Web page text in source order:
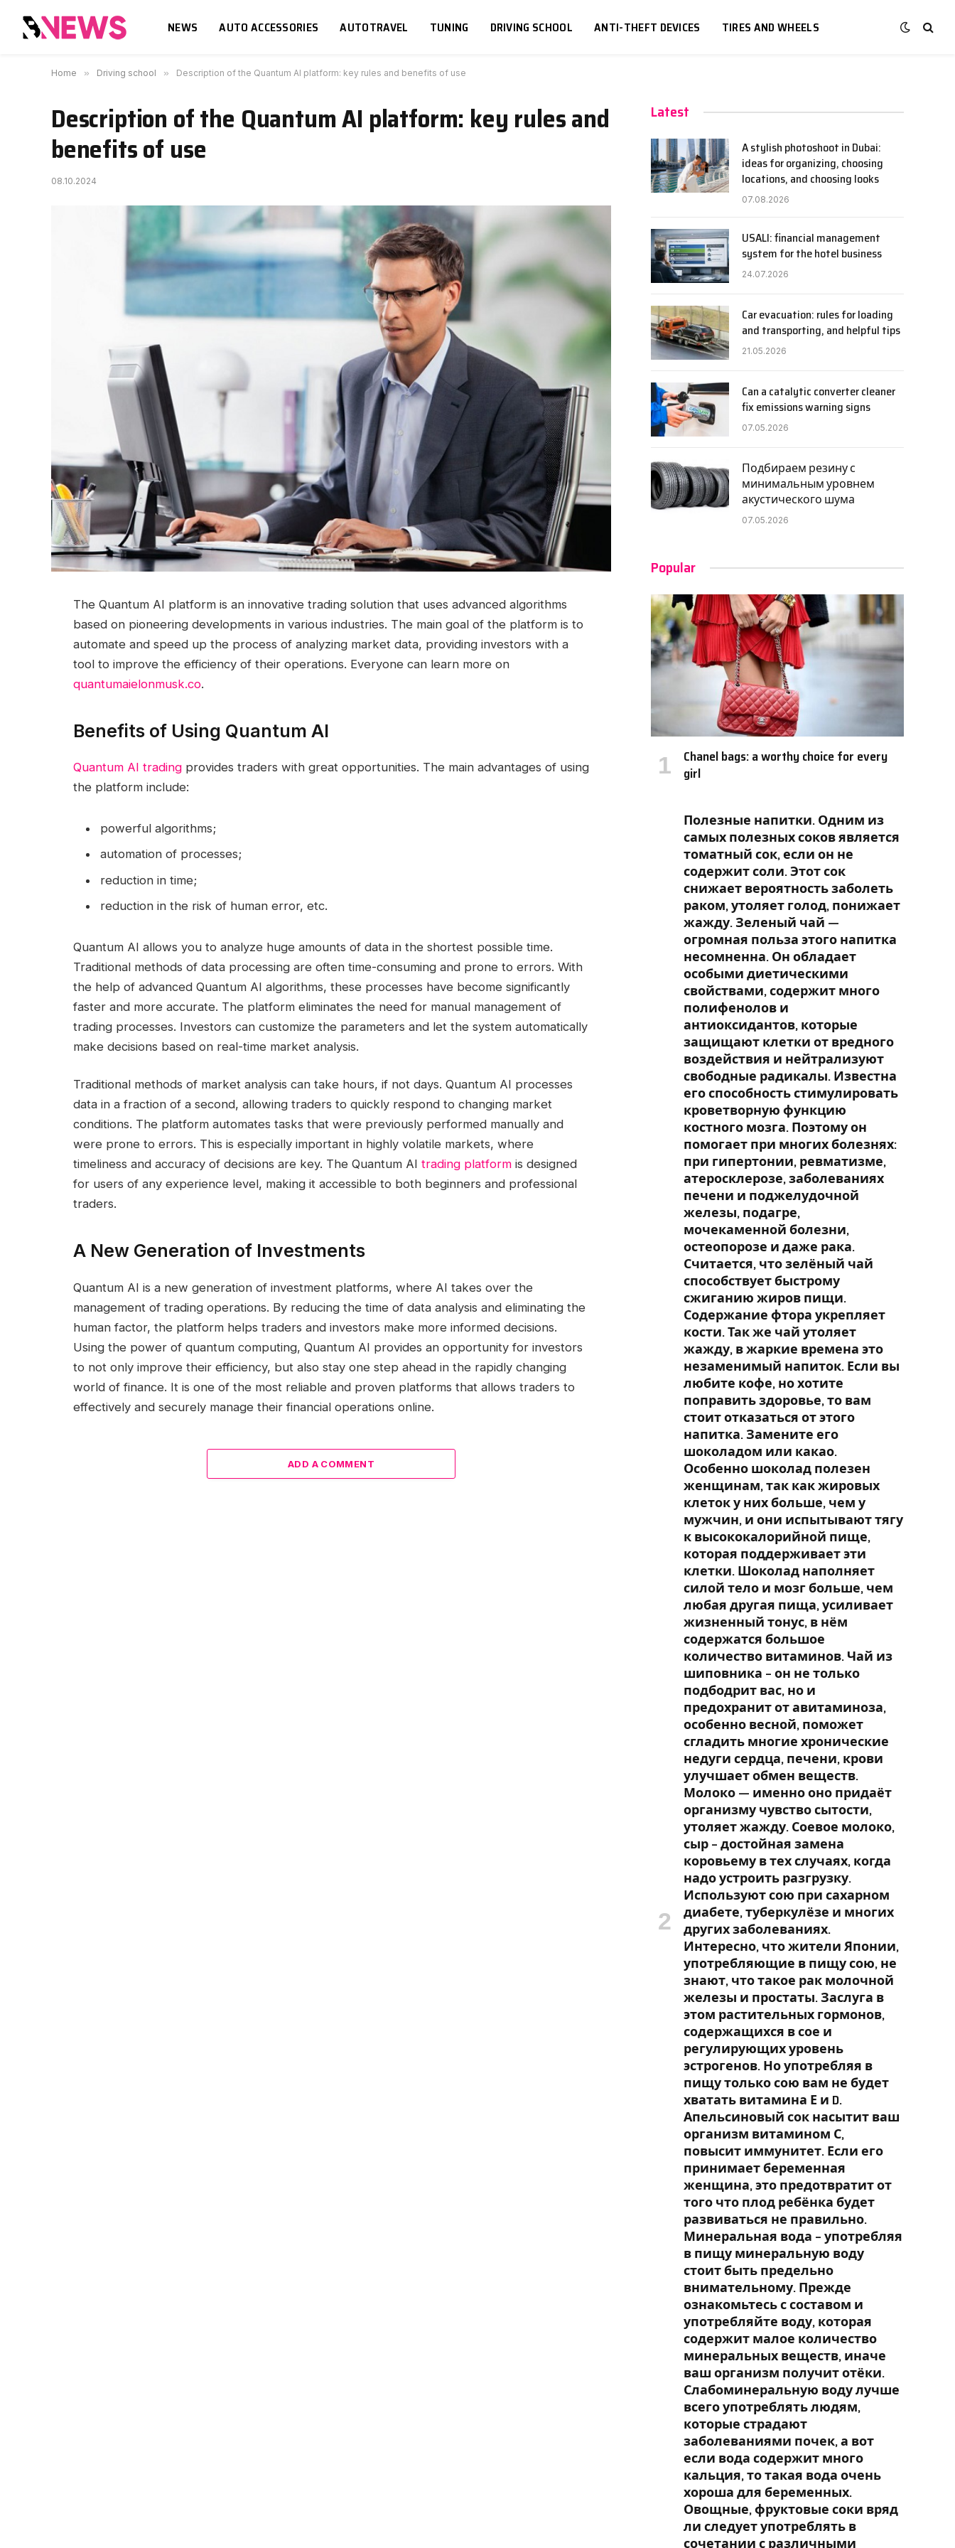
NEWS AUTO ACCESSORIES AUTOTRAVEL TUNING DRIVING SCHOOL ANTI-THEFT DEVICES TIRES AND WHEELS
Home » Driving school » Description of the Quantum AI platform: key rules and benefits of use
Description of the Quantum AI platform: key rules and
benefits of use
08.10.2024
The Quantum AI platform is an innovative trading solution that uses advanced algorithms
based on pioneering developments in various industries. The main goal of the platform is to
automate and speed up the process of analyzing market data, providing investors with a
tool to improve the efficiency of their operations. Everyone can learn more on
quantumaielonmusk.co.
Benefits of Using Quantum AI
Quantum AI trading provides traders with great opportunities. The main advantages of using
the platform include:
powerful algorithms;
automation of processes;
reduction in time;
reduction in the risk of human error, etc.
Quantum AI allows you to analyze huge amounts of data in the shortest possible time.
Traditional methods of data processing are often time-consuming and prone to errors. With
the help of advanced Quantum AI algorithms, these processes have become significantly
faster and more accurate. The platform eliminates the need for manual management of
trading processes. Investors can customize the parameters and let the system automatically
make decisions based on real-time market analysis.
Traditional methods of market analysis can take hours, if not days. Quantum AI processes
data in a fraction of a second, allowing traders to quickly respond to changing market
conditions. The platform automates tasks that were previously performed manually and
were prone to errors. This is especially important in highly volatile markets, where
timeliness and accuracy of decisions are key. The Quantum AI trading platform is designed
for users of any experience level, making it accessible to both beginners and professional
traders.
A New Generation of Investments
Quantum AI is a new generation of investment platforms, where AI takes over the
management of trading operations. By reducing the time of data analysis and eliminating the
human factor, the platform helps traders and investors make more informed decisions.
Using the power of quantum computing, Quantum AI provides an opportunity for investors
to not only improve their efficiency, but also stay one step ahead in the rapidly changing
world of finance. It is one of the most reliable and proven platforms that allows traders to
effectively and securely manage their financial operations online.
ADD A COMMENT
Latest
A stylish photoshoot in Dubai:
ideas for organizing, choosing
locations, and choosing looks
07.08.2026
USALI: financial management
system for the hotel business
24.07.2026
Car evacuation: rules for loading
and transporting, and helpful tips
21.05.2026
Can a catalytic converter cleaner
fix emissions warning signs
07.05.2026
Подбираем резину с
минимальным уровнем
акустического шума
07.05.2026
Popular
Chanel bags: a worthy choice for every
girl
Полезные напитки. Одним из
самых полезных соков является
томатный сок, если он не
содержит соли. Этот сок
снижает вероятность заболеть
раком, утоляет голод, понижает
жажду. Зеленый чай —
огромная польза этого напитка
несомненна. Он обладает
особыми диетическими
свойствами, содержит много
полифенолов и
антиоксидантов, которые
защищают клетки от вредного
воздействия и нейтрализуют
свободные радикалы. Известна
его способность стимулировать
кроветворную функцию
костного мозга. Поэтому он
помогает при многих болезнях:
при гипертонии, ревматизме,
атеросклерозе, заболеваниях
печени и поджелудочной
железы, подагре,
мочекаменной болезни,
остеопорозе и даже рака.
Считается, что зелёный чай
способствует быстрому
сжиганию жиров пищи.
Содержание фтора укрепляет
кости. Так же чай утоляет
жажду, в жаркие времена это
незаменимый напиток. Если вы
любите кофе, но хотите
поправить здоровье, то вам
стоит отказаться от этого
напитка. Замените его
шоколадом или какао.
Особенно шоколад полезен
женщинам, так как жировых
клеток у них больше, чем у
мужчин, и они испытывают тягу
к высококалорийной пище,
которая поддерживает эти
клетки. Шоколад наполняет
силой тело и мозг больше, чем
любая другая пища, усиливает
жизненный тонус, в нём
содержатся большое
количество витаминов. Чай из
шиповника – он не только
подбодрит вас, но и
предохранит от авитаминоза,
особенно весной, поможет
сгладить многие хронические
недуги сердца, печени, крови
улучшает обмен веществ.
Молоко — именно оно придаёт
организму чувство сытости,
утоляет жажду. Соевое молоко,
сыр – достойная замена
коровьему в тех случаях, когда
надо устроить разгрузку.
Используют сою при сахарном
диабете, туберкулёзе и многих
других заболеваниях.
Интересно, что жители Японии,
употребляющие в пищу сою, не
знают, что такое рак молочной
железы и простаты. Заслуга в
этом растительных гормонов,
содержащихся в сое и
регулирующих уровень
эстрогенов. Но употребляя в
пищу только сою вам не будет
хватать витамина Е и D.
Апельсиновый сок насытит ваш
организм витамином С,
повысит иммунитет. Если его
принимает беременная
женщина, это предотвратит от
того что плод ребёнка будет
развиваться не правильно.
Минеральная вода – употребляя
в пищу минеральную воду
стоит быть предельно
внимательному. Прежде
ознакомьтесь с составом и
употребляйте воду, которая
содержит малое количество
минеральных веществ, иначе
ваш организм получит отёки.
Слабоминеральную воду лучше
всего употреблять людям,
которые страдают
заболеваниями почек, а вот
если вода содержит много
кальция, то такая вода очень
хороша для беременных.
Овощные, фруктовые соки вряд
ли следует употреблять в
сочетании с различными